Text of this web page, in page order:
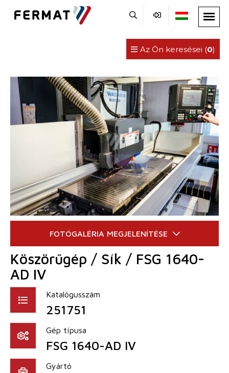
Az Ön keresései (0)
Köszörűgép / Sík / FSG 1640-
AD IV
Katalógusszám
251751
Gép típusa
FSG 1640-AD IV
Gyártó